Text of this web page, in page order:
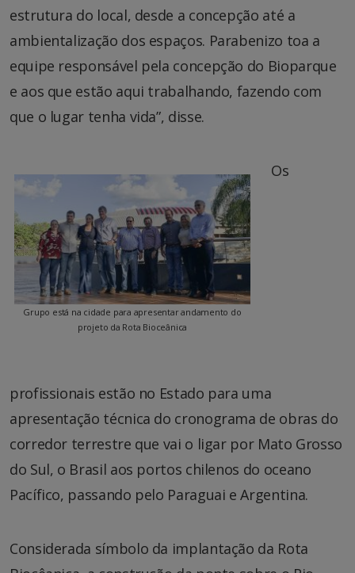
estrutura do local, desde a concepção até a
ambientalização dos espaços. Parabenizo toa a
equipe responsável pela concepção do Bioparque
e aos que estão aqui trabalhando, fazendo com
que o lugar tenha vida”, disse.
Grupo está na cidade para apresentar andamento do
projeto da Rota Bioceânica
Os
profissionais estão no Estado para uma
apresentação técnica do cronograma de obras do
corredor terrestre que vai o ligar por Mato Grosso
do Sul, o Brasil aos portos chilenos do oceano
Pacífico, passando pelo Paraguai e Argentina.
Considerada símbolo da implantação da Rota